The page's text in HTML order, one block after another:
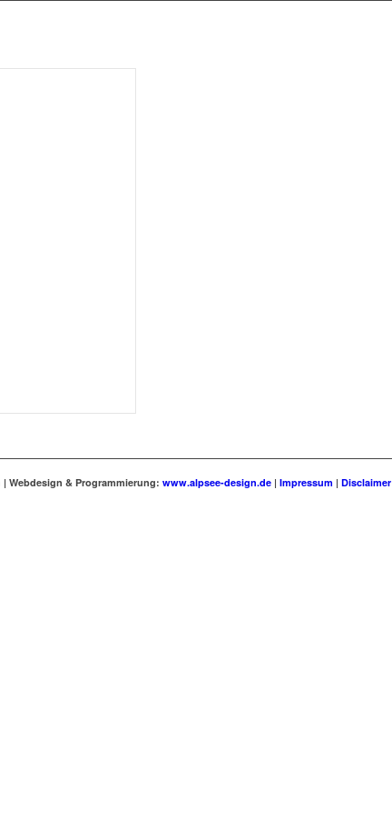
Webdesign & Programmierung: www.alpsee-design.de | Impressum | Disclaimer